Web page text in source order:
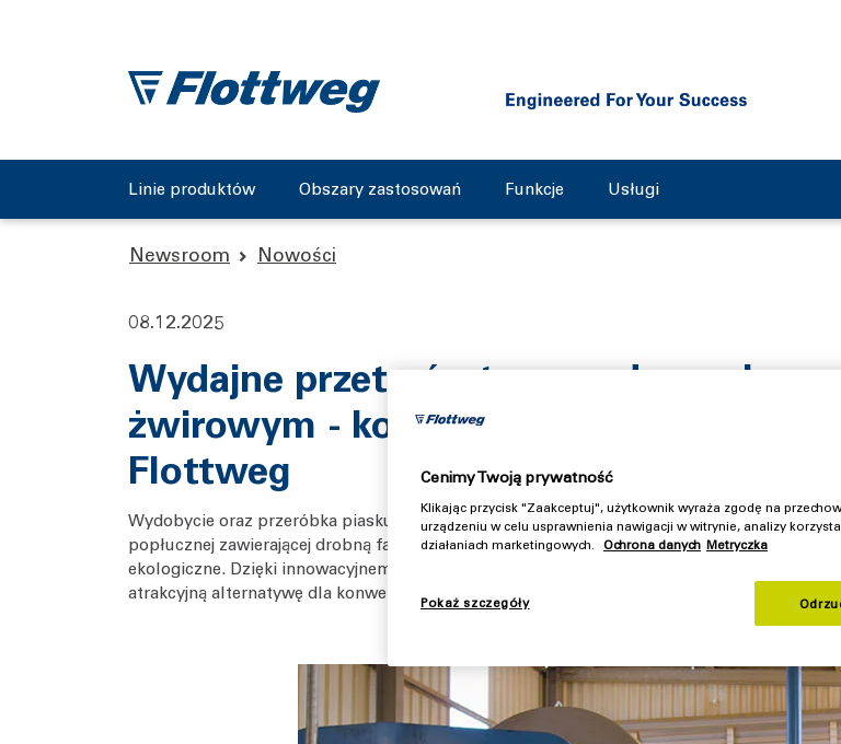
Linie produktów Obszary zastosowań Funkcje Usługi
Newsroom Nowości
08.12.2025
Wydajne przetwórstwo wody
żwirowym - koncentracja na
Flottweg
Wydobycie oraz przeróbka piasku i żwiru to ważne procesy w przemyśle budowlanym i
popłucznej zawierającej drobną fazę stałą. Skuteczne oczyszczenie i ponowne
ekologiczne. Dzięki innowacyjnemu rozwiązaniu firma Flottweg, czołowy dostawca
atrakcyjną alternatywę dla konwencjonalnych stawów osadowych.
Cenimy Twoją prywatność
Klikając przycisk "Zaakceptuj", użytkownik wyraża zgodę na
urządzeniu w celu usprawnienia nawigacji w witrynie, analizy
działaniach marketingowych.
Ochrona danych Metryczka
Pokaż szczegóły